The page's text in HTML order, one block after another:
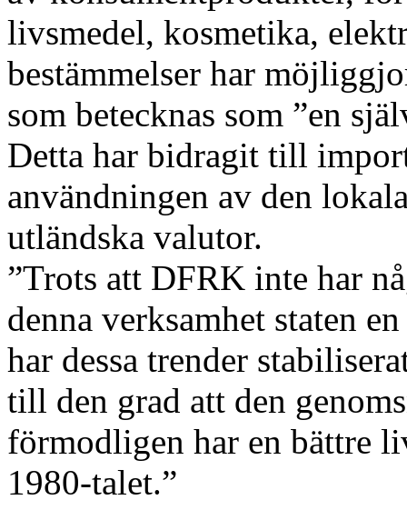
livsmedel, kosmetika,
bestämmelser har
som betecknas som ”en
Detta har bidragit till
användningen av den
utländska valutor.
”Trots att DFRK inte har
denna verksamhet staten
har dessa trender
till den grad att den
förmodligen har en bättre
1980-talet.”